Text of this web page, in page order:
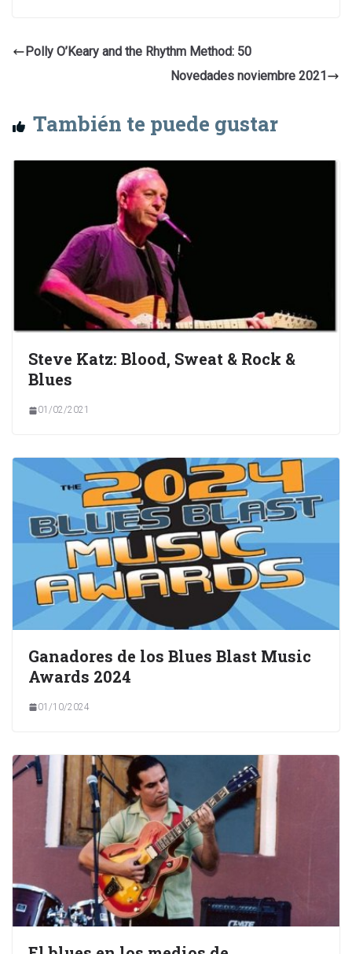
Polly O’Keary and the Rhythm Method: 50
Novedades noviembre 2021
También te puede gustar
Steve Katz: Blood, Sweat & Rock &
Blues
01/02/2021
Ganadores de los Blues Blast Music
Awards 2024
01/10/2024